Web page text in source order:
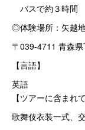
バスで約３時間
◎体験場所：矢越
〒039-4711 青森
【言語】
英語
【ツアーに含まれ
歌舞伎衣装一式、